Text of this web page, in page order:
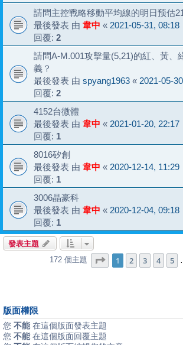
請問主控戰略移動平均線的明日预估
最後發表 由 韋中 « 2021-05-31, 08:18
回覆: 2
請問A-M.001攻擊量(5,21)的紅、黃、
義？
最後發表 由 spyang1963 « 2021-05-
回覆: 2
4152台微體
最後發表 由 韋中 « 2021-01-20, 22:17
回覆: 1
8016矽創
最後發表 由 韋中 « 2020-12-14, 11:29
回覆: 1
3006晶豪科
最後發表 由 韋中 « 2020-12-04, 09:18
回覆: 1
發表主題
172 個主題 第 1 頁 (共 9頁)
1 2 3 4 5
版面權限
您 不能在這個版面發表主題
您 不能在這個版面回覆主題